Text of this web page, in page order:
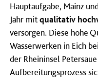
Hauptaufgabe, Mainz
Jahr mitqualitativ
versorgen. Diese hohe
Wasserwerken in Eich
der Rheininsel
Aufbereitungsprozess